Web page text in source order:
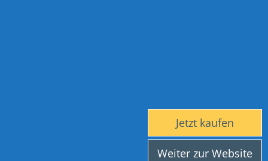
Jetzt kaufen
Weiter zur Website